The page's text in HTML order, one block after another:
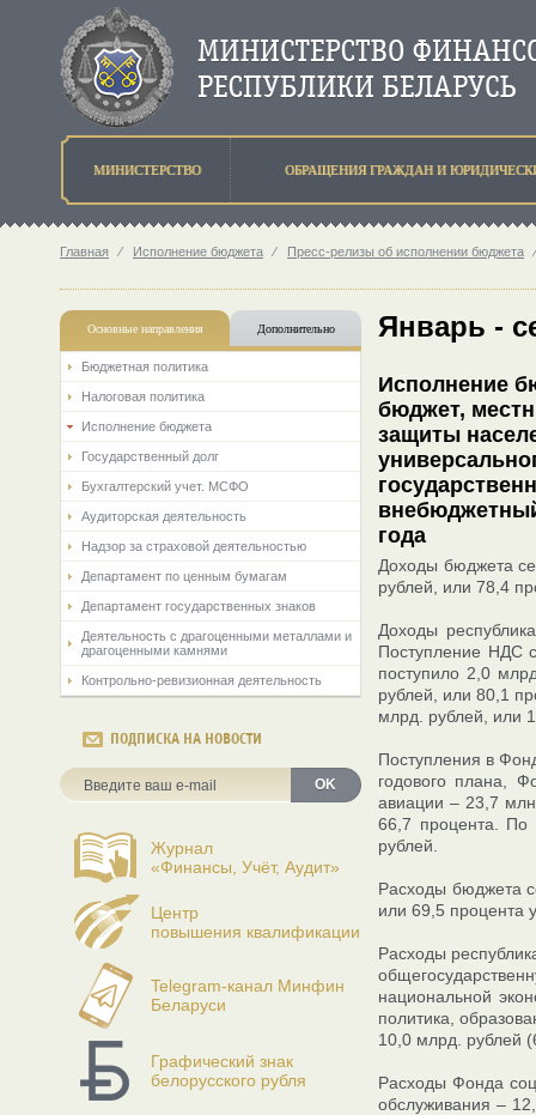
МИНИСТЕРСТВО ОБРАЩЕНИЯ ГРАЖДАН И
Главная ⁄ Исполнение бюджета ⁄ Пресс-релизы об исполнении бюджета ⁄
Основные направления Дополнительно
Бюджетная политика
Налоговая политика
Исполнение бюджета
Государственный долг
Бухгалтерский учет. МСФО
Аудиторская деятельность
Надзор за страховой деятельностью
Департамент по ценным бумагам
Департамент государственных знаков
Деятельность с драгоценными металлами и
драгоценными камнями
Контрольно-ревизионная деятельность
ПОДПИСКА НА НОВОСТИ
OK
Журнал
«Финансы, Учёт, Аудит»
Центр
повышения квалификации
Telegram-канал Минфин
Беларуси
Графический знак
белорусского рубля
Январь -
Исполнение
бюджет,
защиты
года
Доходы бюджета
рублей, или 78,4
Доходы
Поступление НДС
поступило 2,0
рублей, или 80,1
млрд. рублей, или
Поступления в
годового плана,
авиации – 23,7
66,7 процента. По
рублей.
Расходы бюджета
или 69,5 процента
Расходы
национальной
политика,
10,0 млрд. рублей
Расходы Фонда
обслуживания –